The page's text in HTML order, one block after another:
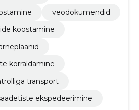
veodokumendid
koostamine
korraldamine
transport
ekspedeerimine